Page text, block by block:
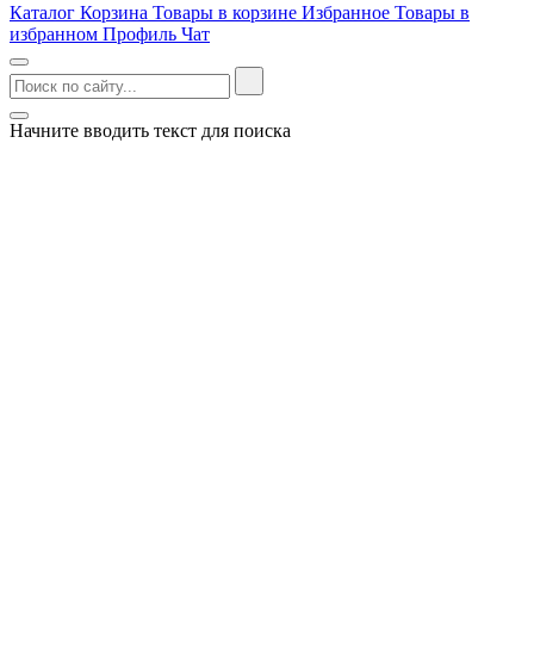
Каталог Корзина Товары в корзине Избранное Товары в
избранном Профиль Чат
Начните вводить текст для поиска